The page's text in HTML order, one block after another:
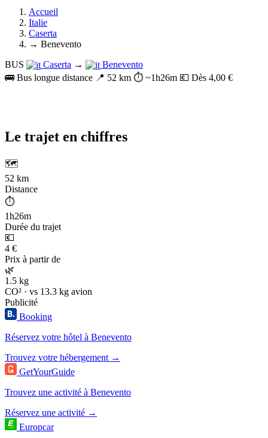
Accueil
Italie
Caserta
→ Benevento
BUS
Caserta →
Benevento
🚌 Bus longue distance 📍 52 km ⏱️ ~1h26m 💶 Dès 4,00 €
Le trajet en chiffres
🗺️
52 km
Distance
⏱️
1h26m
Durée du trajet
💶
4 €
Prix à partir de
🌿
1.5 kg
CO² · vs 13.3 kg avion
Publicité
Booking
Réservez votre hôtel à Benevento
Trouvez votre hébergement →
GetYourGuide
Trouvez une activité à Benevento
Réservez une activité →
Europcar